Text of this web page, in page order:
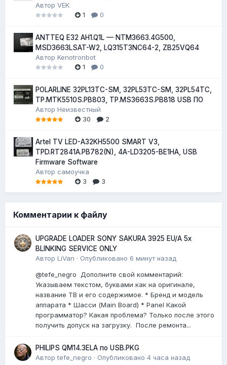
Автор VEK
1
0
ANTTEQ E32 AH1.Q1L — NTM3663.4G500,
MSD3663LSAT-W2, LQ315T3NC64-2, ZB25VQ64
Автор Kenotronbot
1
0
POLARLINE 32PL13TC-SM, 32PL53TC-SM, 32PL54TC,
TP.MTK5510S.PB803, TP.MS3663S.PB818 USB ПО
Автор Неизвестный
30
2
Artel TV LED-A32KH5500 SMART V3,
TPD.RT2841A.PB782(N), 4A-LD3205-BE1HA, USB
Firmware Software
Автор самоучка
3
3
Комментарии к файлу
UPGRADE LOADER SONY SAKURA 3925 EU/A 5x
BLINKING SERVICE ONLY
Автор LiVan · Опубликовано 6 минут назад
@tefe_negro Дополните свой комментарий:
Указываем текстом, буквами как на оригинале,
название ТВ и его содержимое. * Бренд и модель
аппарата * Шасси (Main Board) * Panel Какой
программатор? Какая проблема? Только после этого
получить допуск на загрузку. После ремонта...
PHILIPS QM14.3ELA по USB.PKG
Авторtefe_negro · Опубликовано 4 часа назад